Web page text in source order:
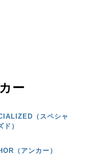
ー
（スペシャ
ド）
（アンカー）